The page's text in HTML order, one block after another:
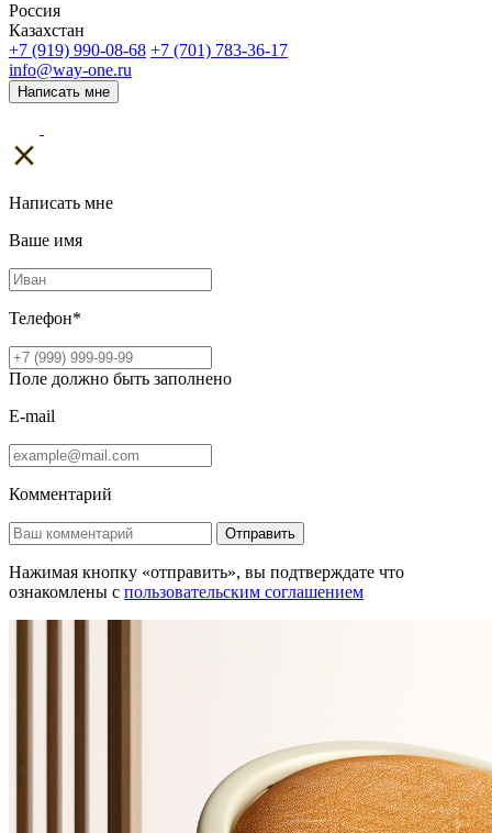
Россия
Казахстан
+7 (919) 990-08-68 +7 (701) 783-36-17
info@way-one.ru
Написать мне
Написать мне
Ваше имя
Телефон*
Поле должно быть заполнено
E-mail
Комментарий
Отправить
Нажимая кнопку «отправить», вы подтверждате что
ознакомлены с пользовательским соглашением